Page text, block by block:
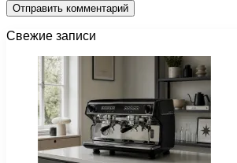
Свежие записи